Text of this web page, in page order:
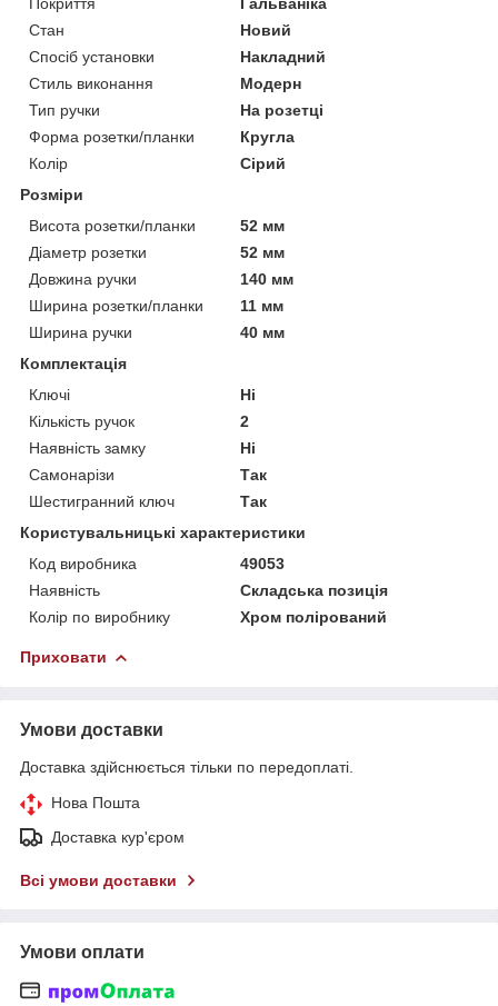
Стан
Новий
Спосіб установки
Накладний
Стиль виконання
Модерн
Тип ручки
На розетці
Форма розетки/планки
Кругла
Колір
Сірий
Розміри
Висота розетки/планки
52 мм
Діаметр розетки
52 мм
Довжина ручки
140 мм
Ширина розетки/планки
11 мм
Ширина ручки
40 мм
Комплектація
Ключі
Ні
Кількість ручок
2
Наявність замку
Ні
Самонарізи
Так
Шестигранний ключ
Так
Користувальницькі характеристики
Код виробника
49053
Наявність
Складська позиція
Колір по виробнику
Хром полірований
Приховати
Умови доставки
Доставка здійснюється тільки по передоплаті.
Нова Пошта
Доставка кур'єром
Всі умови доставки
Умови оплати